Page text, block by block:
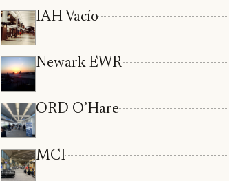
IAH Vacío
Newark EWR
ORD O’Hare
MCI